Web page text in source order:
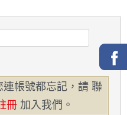
連帳號都忘記，請 聯
冊 加入我們。